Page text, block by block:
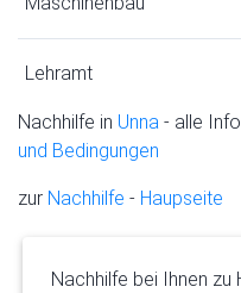
Lehramt
Nachhilfe in Unna - alle
und Bedingungen
zur Nachhilfe - Haupseite
Nachhilfe bei Ihnen zu